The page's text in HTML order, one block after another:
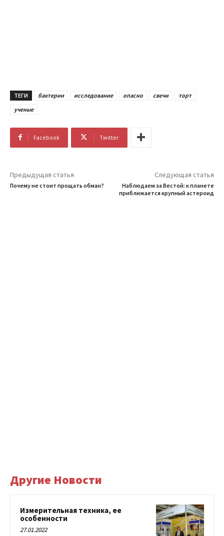
ТЕГИ бактерии исследование опасно свечи
торт
ученые
Facebook Twitter
Предыдущая статья
Почему не стоит прощать обман?
Следующая статья
Наблюдаем за Вестой: к планете
приближается крупный астероид
Другие Новости
Измерительная техника, ее
особенности
27.01.2022